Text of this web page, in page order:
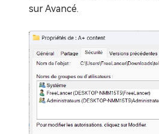
sur Avancé.